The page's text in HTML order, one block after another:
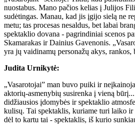
nuostabus. Mano pačios kelias į Julijos
sudėtingas. Manau, kad jis įgijo sielą ne
metu; tas procesas nesaldus, bet labai
spektaklio dovana - pagrindiniai scenos
Skamarakas ir Dainius Gavenonis.
yra jų vaidinamų personažų akys, rankos,
Judita Urnikytė:
„Vasarotojai” man buvo puiki ir
aktorių-asmenybių susirenka į vieną
didžiausios įdomybės ir spektaklio
kulisų. Tai spektaklis, kuriame turi laiko
dėl to kartu tai - spektaklis, iš kurio